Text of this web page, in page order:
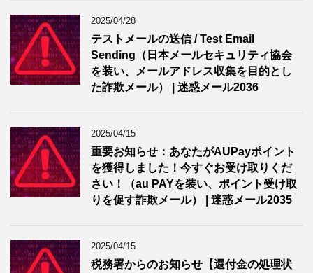
2025/04/28
テストメールの送信 / Test Email
Sending（日本メールセキュリティ協会
を装い、メールアドレス収集を目的とし
た詐欺メール） | 迷惑メール2036
2025/04/15
重要お知らせ：あなたがAUPayポイント
を獲得しました！今すぐお受け取りくだ
さい！（au PAYを装い、ポイント受け取
りを促す詐欺メール） | 迷惑メール2035
2025/04/15
税務署からのお知らせ【還付金の処理状